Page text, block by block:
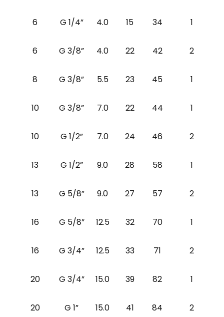
6 G 1/4” 4.0 15 34 1
6 G 3/8” 4.0 22 42 2
8 G 3/8” 5.5 23 45 1
10 G 3/8” 7.0 22 44 1
10 G 1/2” 7.0 24 46 2
13 G 1/2” 9.0 28 58 1
13 G 5/8” 9.0 27 57 2
16 G 5/8” 12.5 32 70 1
16 G 3/4” 12.5 33 71 2
20 G 3/4” 15.0 39 82 1
20 G 1” 15.0 41 84 2